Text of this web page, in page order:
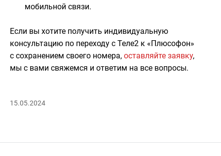
мобильной связи.
Если вы хотите получить индивидуальную
консультацию по переходу с Теле2 к «Плюсофон»
с сохранением своего номера, оставляйте заявку,
мы с вами свяжемся и ответим на все вопросы.
15.05.2024